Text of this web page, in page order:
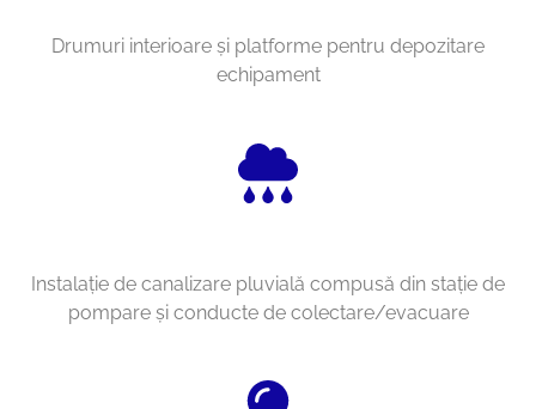
Drumuri interioare şi platforme pentru depozitare
echipament
Instalaţie de canalizare pluvială compusă din staţie de
pompare şi conducte de colectare/evacuare